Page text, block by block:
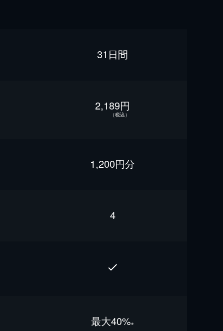
31日間
2,189円
（税込）
1,200円分
4
最⼤40%※